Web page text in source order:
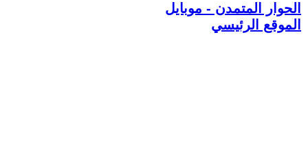
الحوار المتمدن - موبايل
الموقع الرئيسي